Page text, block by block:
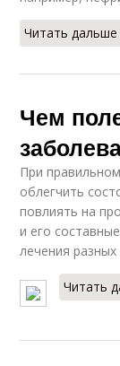
Читать
Чем
При
облегчить
повлиять на
и его
лечения
Читать